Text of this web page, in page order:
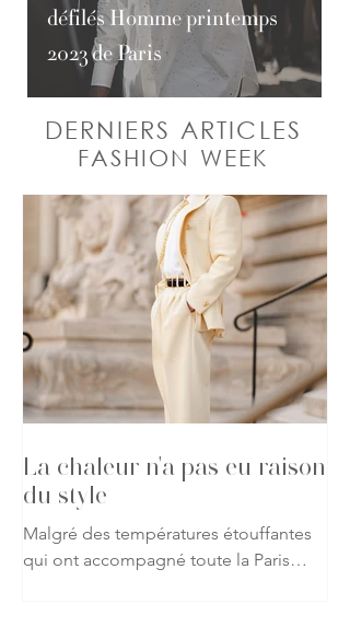
défilés Homme printemps
2023 de Paris
DERNIERS ARTICLES
FASHION WEEK
La chaleur n'a pas eu raison
du style
Malgré des températures étouffantes
qui ont accompagné toute la Paris